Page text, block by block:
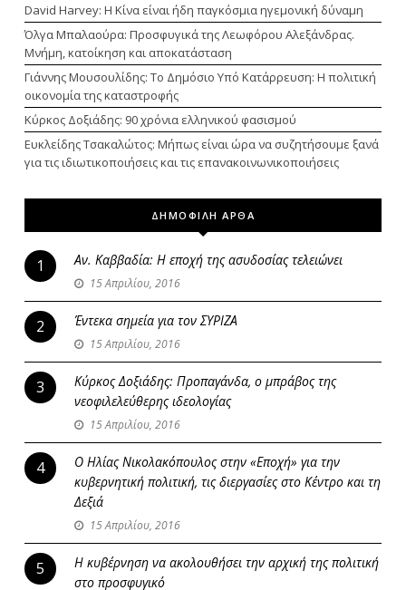
David Harvey: Η Κίνα είναι ήδη παγκόσμια ηγεμονική δύναμη
Όλγα Μπαλαούρα: Προσφυγικά της Λεωφόρου Αλεξάνδρας.
Μνήμη, κατοίκηση και αποκατάσταση
Γιάννης Μουσουλίδης: Το Δημόσιο Υπό Κατάρρευση: Η πολιτική
οικονομία της καταστροφής
Κύρκος Δοξιάδης: 90 χρόνια ελληνικού φασισμού
Ευκλείδης Τσακαλώτος: Μήπως είναι ώρα να συζητήσουμε ξανά
για τις ιδιωτικοποιήσεις και τις επανακοινωνικοποιήσεις
ΔΗΜΟΦΙΛΗ ΑΡΘΑ
1 Αν. Καββαδία: Η εποχή της ασυδοσίας τελειώνει
15 Απριλίου, 2016
2 Έντεκα σημεία για τον ΣΥΡΙΖΑ
15 Απριλίου, 2016
3
Κύρκος Δοξιάδης: Προπαγάνδα, ο μπράβος της
νεοφιλελεύθερης ιδεολογίας
15 Απριλίου, 2016
4
Ο Ηλίας Νικολακόπουλος στην «Εποχή» για την
κυβερνητική πολιτική, τις διεργασίες στο Κέντρο και τη
Δεξιά
15 Απριλίου, 2016
5
Η κυβέρνηση να ακολουθήσει την αρχική της πολιτική
στο προσφυγικό